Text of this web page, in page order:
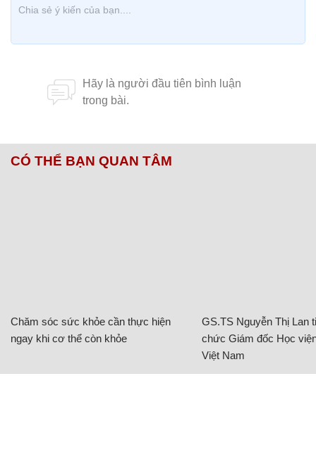
CÓ THỂ BẠN QUAN TÂM
Chăm sóc sức khỏe cần thực hiện
ngay khi cơ thể còn khỏe
GS.TS Nguyễn Thị Lan
chức Giám đốc Học
Việt Nam